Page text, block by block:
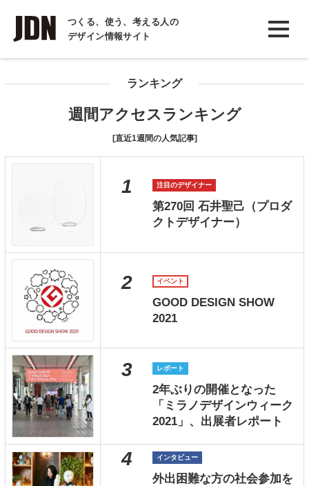
つくる、使う、考える人の
デザイン情報サイト
INTERVIEW
インタビュー
ランキング
週間アクセスランキング
[直近1週間の人気記事]
1 注目のデザイナー
第270回 石井聖己（プロダ
クトデザイナー）
2 イベント
GOOD DESIGN SHOW
2021
3 レポート
2年ぶりの開催となった
「ミラノデザインウィーク
2021」、出展者レポート
4 インタビュー
外出困難な方の社会参加を